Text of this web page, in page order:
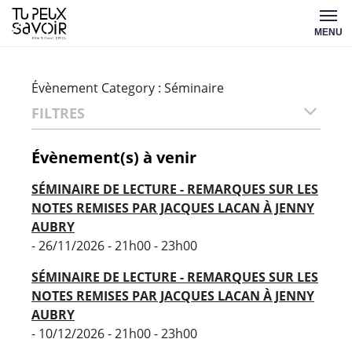
Aller
au
MENU
Évènement Category : Séminaire
FILTRES
Évènement(s) à venir
SÉMINAIRE DE LECTURE - REMARQUES SUR LES
NOTES REMISES PAR JACQUES LACAN À JENNY
AUBRY
- 26/11/2026 - 21h00 - 23h00
SÉMINAIRE DE LECTURE - REMARQUES SUR LES
NOTES REMISES PAR JACQUES LACAN À JENNY
AUBRY
- 10/12/2026 - 21h00 - 23h00